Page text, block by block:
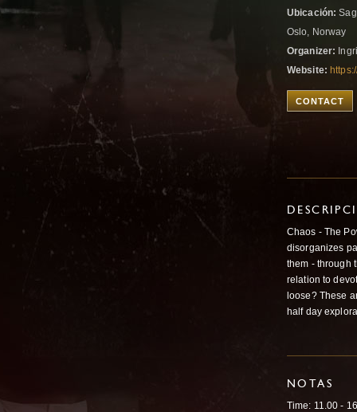
Ubicación:
Oslo, Norway
Organizer:
Website:
CONTACT
Chaos - The
disorganizes
them - through
relation to
loose? These
half day
NOTAS
Time: 11.00 -